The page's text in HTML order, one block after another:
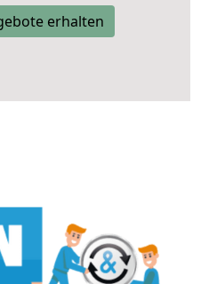
erhalten